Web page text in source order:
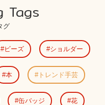
Tags
グ
ビーズ ショルダー
本 トレンド手芸
缶バッジ 花